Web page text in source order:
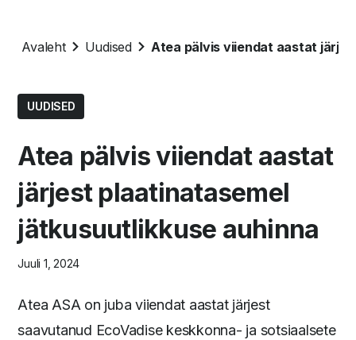
Avaleht Uudised Atea pälvis viiendat aastat
UUDISED
Atea pälvis viiendat aastat
järjest plaatinatasemel
jätkusuutlikkuse auhinna
Juuli 1, 2024
Atea ASA on juba viiendat aastat järjest
saavutanud EcoVadise keskkonna- ja sotsiaalsete